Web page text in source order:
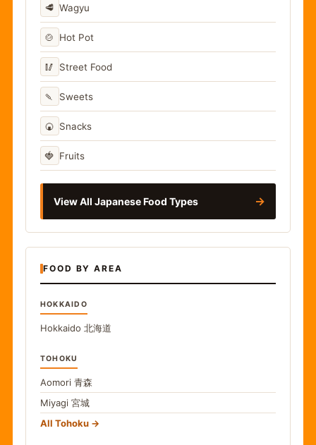
🥩 Wagyu
🍲 Hot Pot
🥢 Street Food
🍡 Sweets
🍘 Snacks
🍓 Fruits
View All Japanese Food Types →
FOOD BY AREA
HOKKAIDO
Hokkaido 北海道
TOHOKU
Aomori 青森
Miyagi 宮城
All Tohoku